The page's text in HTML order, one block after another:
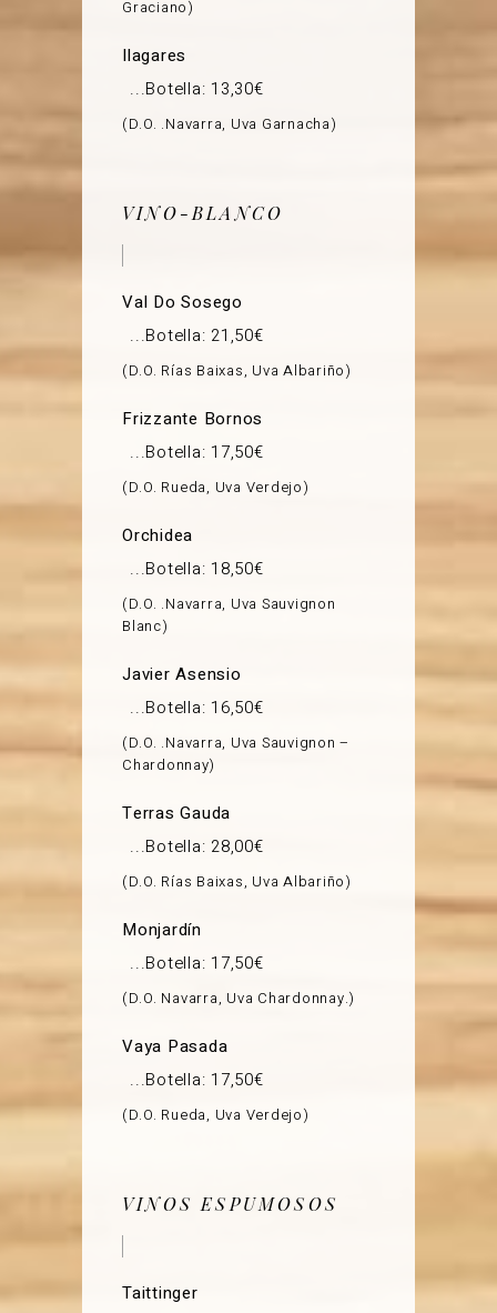
Graciano
Ilagares
Botella: 13,30€
D.O. .Navarra, Uva Garnacha
VINO-BLANCO
Val Do Sosego
Botella: 21,50€
D.O. Rías Baixas, Uva Albariño
Frizzante Bornos
Botella: 17,50€
D.O. Rueda, Uva Verdejo
Orchidea
Botella: 18,50€
D.O. .Navarra, Uva Sauvignon
Blanc
Javier Asensio
Botella: 16,50€
D.O. .Navarra, Uva Sauvignon –
Chardonnay
Terras Gauda
Botella: 28,00€
D.O. Rías Baixas, Uva Albariño
Monjardín
Botella: 17,50€
D.O. Navarra, Uva Chardonnay.
Vaya Pasada
Botella: 17,50€
D.O. Rueda, Uva Verdejo
VINOS ESPUMOSOS
Taittinger